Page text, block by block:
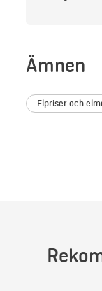
Ämnen
Elpriser och